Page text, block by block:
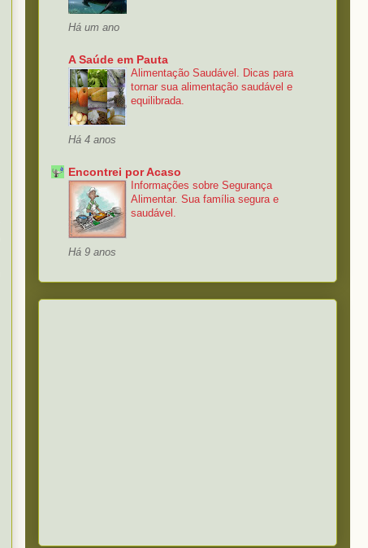
Há um ano
A Saúde em Pauta
Alimentação Saudável. Dicas para
tornar sua alimentação saudável e
equilibrada.
Há 4 anos
Encontrei por Acaso
Informações sobre Segurança
Alimentar. Sua família segura e
saudável.
Há 9 anos